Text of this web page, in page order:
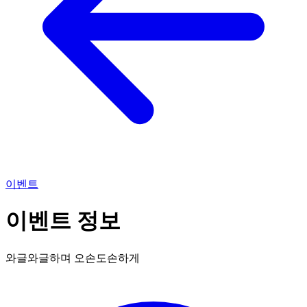
이벤트
이벤트 정보
와글와글하며 오손도손하게